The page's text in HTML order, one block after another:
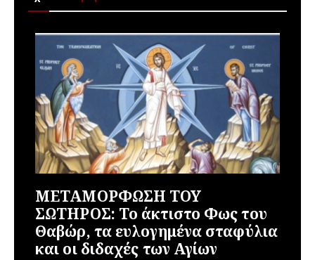
ΜΕΤΑΜΟΡΦΩΣΗ ΤΟΥ
ΣΩΤΗΡΟΣ: Το άκτιστο Φως του
Θαβώρ, τα ευλογημένα σταφύλια
και οι διδαχές των Αγίων